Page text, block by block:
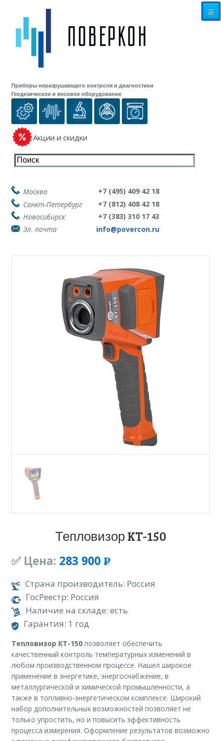
Приборы неразрушающего контроля и диагностики
Геодезическое и весовое оборудование
Акции и скидки
☰
Москва
+7 (495) 409 42 18
Санкт-Петербург
+7 (812) 408 42 18
Новосибирск
+7 (383) 310 17 43
Эл. почта
info@povercon.ru
Тепловизор KT-150
✅ Цена: 283 900 Р
УБ.
Страна производитель: Россия
ГосРеестр: Россия
Наличие на складе: есть
Гарантия: 1 год
Тепловизор КТ-150позволяет обеспечить
качественный контроль температурных изменений в
любом производственном процессе. Нашел широкое
применение в энергетике, энергоснабжение, в
металлургической и химической промышленности, а
также в топливно-энергетическом комплексе. Широкий
набор дополнительных возможностей позволяет не
только упростить, но и повысить эффективность
процесса измерения. Оформление результатов возможно